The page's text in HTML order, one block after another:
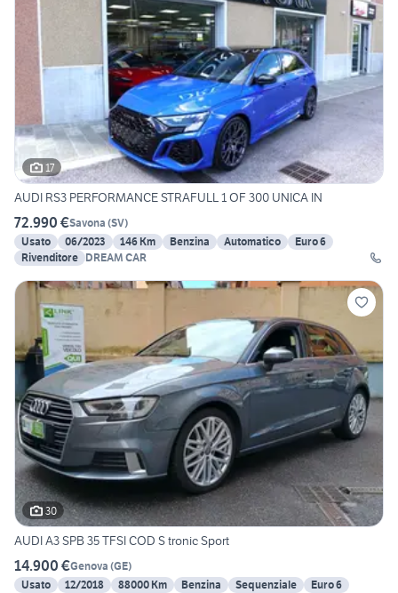
17
AUDI RS3 PERFORMANCE STRAFULL 1 OF 300 UNICA IN
72.990 €Savona (SV)
Usato
06/2023 146 Km Benzina Automatico
Euro 6
Rivenditore DREAM CAR
30
AUDI A3 SPB 35 TFSI COD S tronic Sport
14.900 €Genova (GE)
Usato
12/2018 88000 Km Benzina Sequenziale
Euro 6